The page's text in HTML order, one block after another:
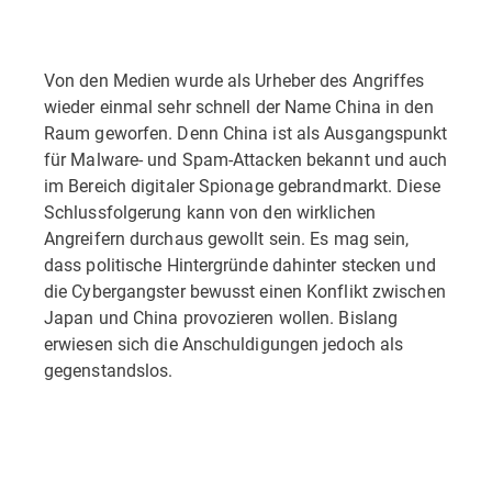
Von den Medien wurde als Urheber des Angriffes
wieder einmal sehr schnell der Name China in den
Raum geworfen. Denn China ist als Ausgangspunkt
für Malware- und Spam-Attacken bekannt und auch
im Bereich digitaler Spionage gebrandmarkt. Diese
Schlussfolgerung kann von den wirklichen
Angreifern durchaus gewollt sein. Es mag sein,
dass politische Hintergründe dahinter stecken und
die Cybergangster bewusst einen Konflikt zwischen
Japan und China provozieren wollen. Bislang
erwiesen sich die Anschuldigungen jedoch als
gegenstandslos.